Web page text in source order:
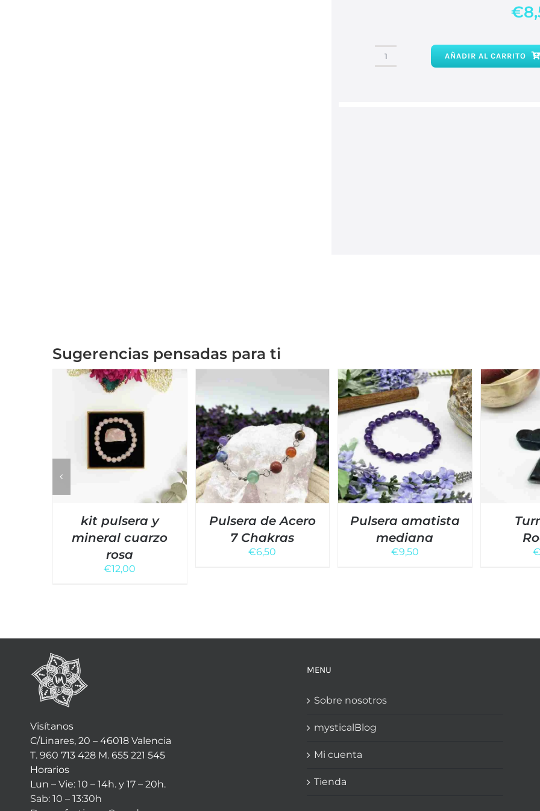
€
Pulsera
AÑADIR AL CARRITO
Sugerencias pensadas para ti
kit pulsera y
mineral cuarzo
rosa
€12,00
Pulsera de Acero
7 Chakras
€6,50
Pulsera amatista
mediana
€9,50
Visítanos
C/Linares, 20 – 46018 Valencia
T. 960 713 428 M. 655 221 545
Horarios
Lun – Vie: 10 – 14h. y 17 – 20h.
Sab: 10 – 13:30h
MENU
Sobre nosotros
mysticalBlog
Mi cuenta
Tienda